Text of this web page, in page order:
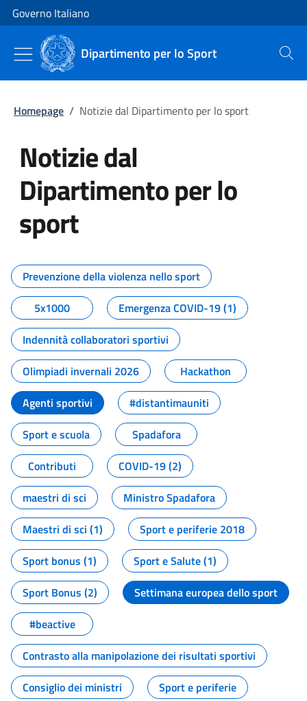
Vai al contenuto
Vai alla navigazione del sito
Governo Italiano
Dipartimento per lo Sport Cerca
Homepage / Notizie dal Dipartimento per lo sport
Notizie dal
Dipartimento per lo
sport
Tutti i contenuti della pagina
Prevenzione della violenza nello sport
5x1000
Emergenza COVID-19 (1)
Indennità collaboratori sportivi
Olimpiadi invernali 2026
Hackathon
Agenti sportivi
#distantimauniti
Sport e scuola
Spadafora
Contributi
COVID-19 (2)
maestri di sci
Ministro Spadafora
Maestri di sci (1)
Sport e periferie 2018
Sport bonus (1)
Sport e Salute (1)
Sport Bonus (2)
Settimana europea dello sport
#beactive
Contrasto alla manipolazione dei risultati sportivi
Consiglio dei ministri
Sport e periferie